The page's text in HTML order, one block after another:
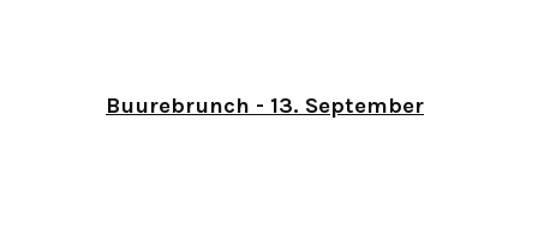
Buurebrunch - 13. September